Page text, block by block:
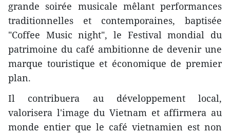
grande soirée musicale mêlant performances
traditionnelles et contemporaines, baptisée
"Coffee Music night", le Festival mondial du
patrimoine du café ambitionne de devenir une
marque touristique et économique de premier
plan.
Il contribuera au développement local,
valorisera l'image du Vietnam et affirmera au
monde entier que le café vietnamien est non